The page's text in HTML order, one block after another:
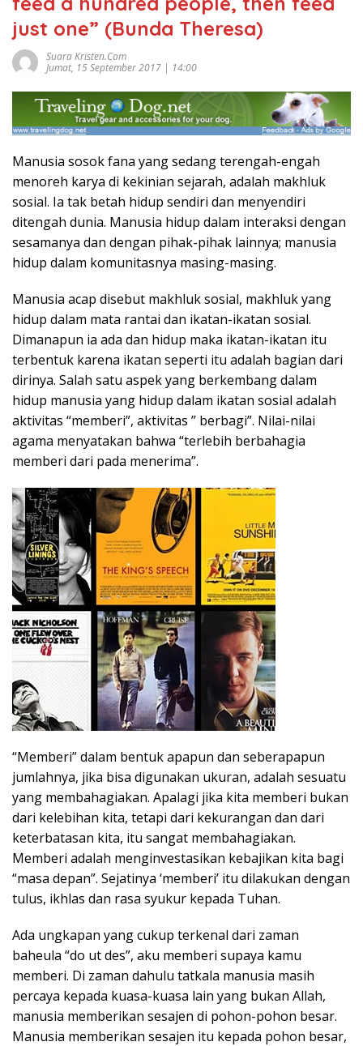
just one” (Bunda Theresa)
Suara Kristen.com
Jumat, 15 September 2017 | 14:00
Manusia sosok fana yang sedang terengah-engah
menoreh karya di kekinian sejarah, adalah makhluk
sosial. Ia tak betah hidup sendiri dan menyendiri
ditengah dunia. Manusia hidup dalam interaksi dengan
sesamanya dan dengan pihak-pihak lainnya; manusia
hidup dalam komunitasnya masing-masing.
Manusia acap disebut makhluk sosial, makhluk yang
hidup dalam mata rantai dan ikatan-ikatan sosial.
Dimanapun ia ada dan hidup maka ikatan-ikatan itu
terbentuk karena ikatan seperti itu adalah bagian dari
dirinya. Salah satu aspek yang berkembang dalam
hidup manusia yang hidup dalam ikatan sosial adalah
aktivitas “memberi”, aktivitas ” berbagi”. Nilai-nilai
agama menyatakan bahwa “terlebih berbahagia
memberi dari pada menerima”.
“Memberi” dalam bentuk apapun dan seberapapun
jumlahnya, jika bisa digunakan ukuran, adalah sesuatu
yang membahagiakan. Apalagi jika kita memberi bukan
dari kelebihan kita, tetapi dari kekurangan dan dari
keterbatasan kita, itu sangat membahagiakan.
Memberi adalah menginvestasikan kebajikan kita bagi
“masa depan”. Sejatinya ‘memberi’ itu dilakukan dengan
tulus, ikhlas dan rasa syukur kepada Tuhan.
Ada ungkapan yang cukup terkenal dari zaman
baheula “do ut des”, aku memberi supaya kamu
memberi. Di zaman dahulu tatkala manusia masih
percaya kepada kuasa-kuasa lain yang bukan Allah,
manusia memberikan sesajen di pohon-pohon besar.
Manusia memberikan sesajen itu kepada pohon besar,